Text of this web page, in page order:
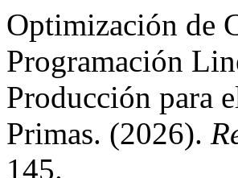
Optimización de
Programación
Producción para
Primas. (2026).
145.